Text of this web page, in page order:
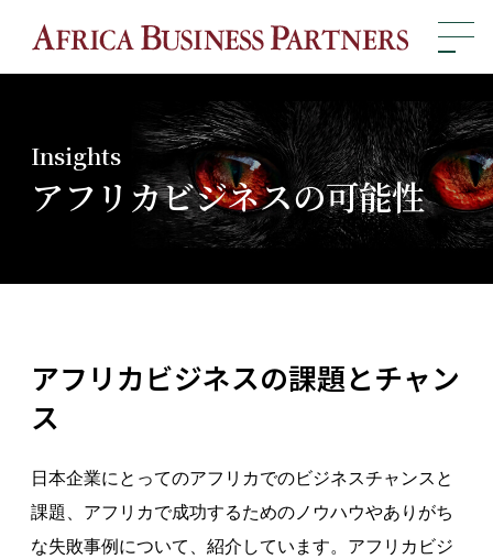
Insights
アフリカビジネスの可能性
アフリカビジネスの課題とチャン
ス
日本企業にとってのアフリカでのビジネスチャンスと
課題、アフリカで成功するためのノウハウやありがち
な失敗事例について、紹介しています。アフリカビジ